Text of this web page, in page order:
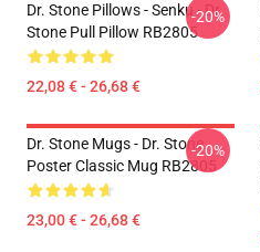
Dr. Stone Pillows - Senku - Dr.
Stone Pull Pillow RB2805
22,08 € - 26,68 €
-20%
Dr. Stone Mugs - Dr. Stone
Poster Classic Mug RB2805
23,00 € - 26,68 €
-20%